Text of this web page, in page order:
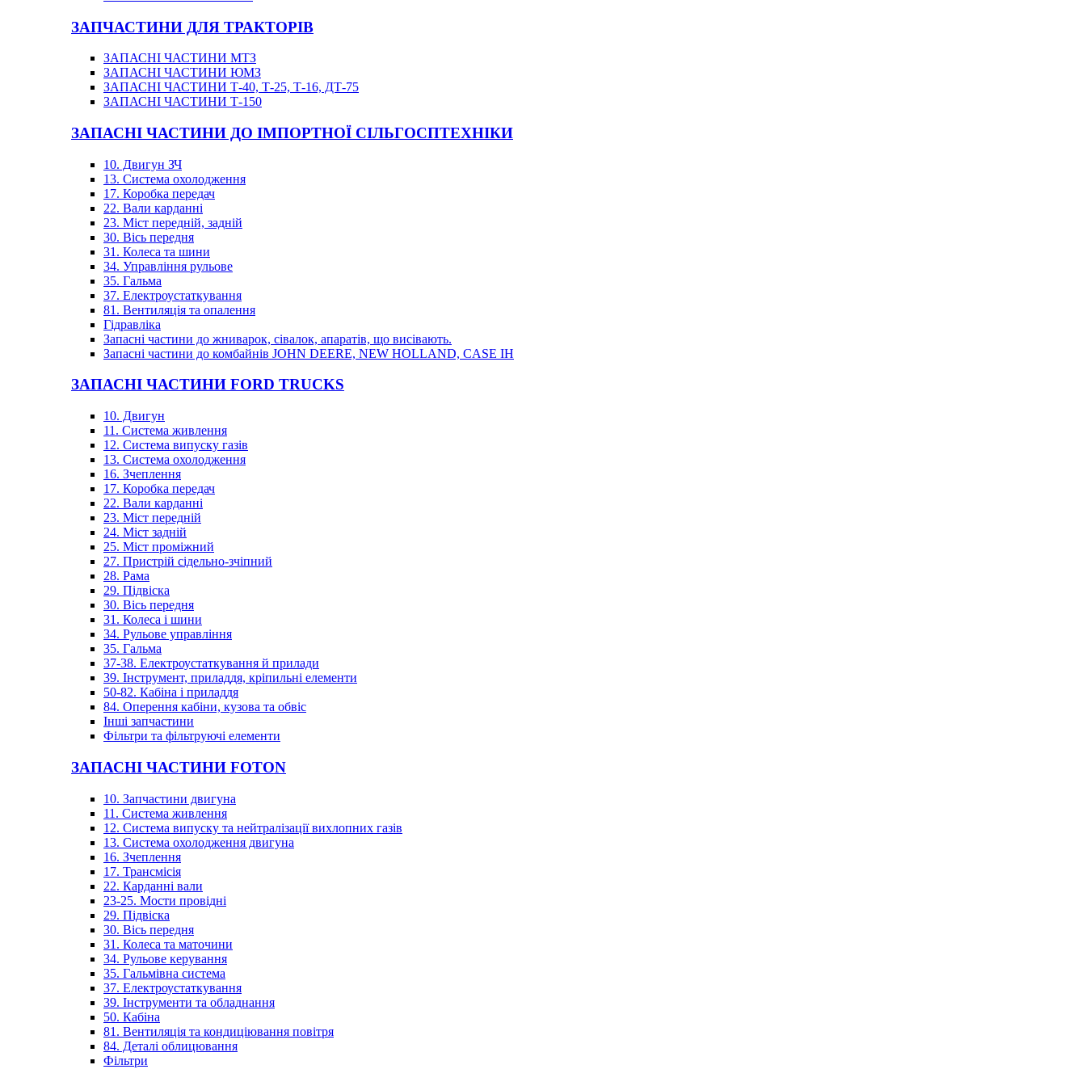
ЗАПЧАСТИНИ ДЛЯ ТРАКТОРІВ
ЗАПАСНІ ЧАСТИНИ МТЗ
ЗАПАСНІ ЧАСТИНИ ЮМЗ
ЗАПАСНІ ЧАСТИНИ Т-40, Т-25, Т-16, ДТ-75
ЗАПАСНІ ЧАСТИНИ Т-150
ЗАПАСНІ ЧАСТИНИ ДО ІМПОРТНОЇ СІЛЬГОСПТЕХНІКИ
10. Двигун ЗЧ
13. Система охолодження
17. Коробка передач
22. Вали карданні
23. Міст передній, задній
30. Вісь передня
31. Колеса та шини
34. Управління рульове
35. Гальма
37. Електроустаткування
81. Вентиляція та опалення
Гідравліка
Запасні частини до жниварок, сівалок, апаратів, що висівають.
Запасні частини до комбайнів JOHN DEERE, NEW HOLLAND, CASE IH
ЗАПАСНІ ЧАСТИНИ FORD TRUCKS
10. Двигун
11. Система живлення
12. Система випуску газів
13. Система охолодження
16. Зчеплення
17. Коробка передач
22. Вали карданні
23. Міст передній
24. Міст задній
25. Міст проміжний
27. Пристрій сідельно-зчіпний
28. Рама
29. Підвіска
30. Вісь передня
31. Колеса і шини
34. Рульове управління
35. Гальма
37-38. Електроустаткування й прилади
39. Інструмент, приладдя, кріпильні елементи
50-82. Кабіна і приладдя
84. Оперення кабіни, кузова та обвіс
Інші запчастини
Фільтри та фільтруючі елементи
ЗАПАСНІ ЧАСТИНИ FOTON
10. Запчастини двигуна
11. Система живлення
12. Система випуску та нейтралізації вихлопних газів
13. Система охолодження двигуна
16. Зчеплення
17. Трансмісія
22. Карданні вали
23-25. Мости провідні
29. Підвіска
30. Вісь передня
31. Колеса та маточини
34. Рульове керування
35. Гальмівна система
37. Електроустаткування
39. Інструменти та обладнання
50. Кабіна
81. Вентиляція та кондиціювання повітря
84. Деталі облицювання
Фільтри